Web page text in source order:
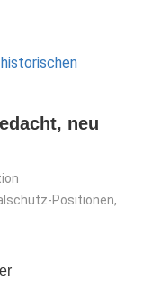
neu
Positionen,